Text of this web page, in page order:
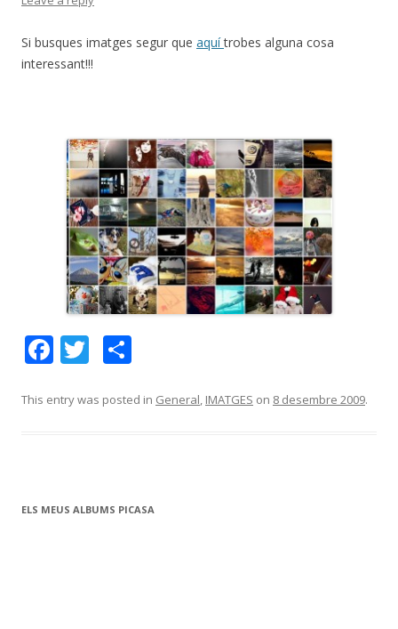
Si busques imatges segur que aquítrobes alguna cosa
interessant!!!
F
e
k
T
itt m
ix
This entry was posted in General, IMATGES on 8 desembre 2009.
ELS MEUS ALBUMS PICASA